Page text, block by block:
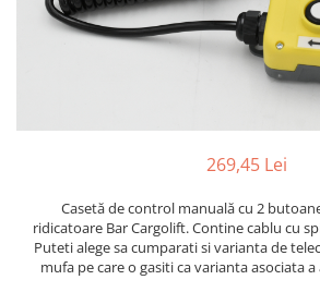
KIT GARNITURI
MOTOARE ELECTRICE
POMPE HIDRAULICE
Bolturi, role si bucse
Role, bolturi si bucse
Burdufe si cilindri hidraulici
DHOLLANDIA
Presuri camion
Lazi camion
Stergatoare parbriz camion
Perdele camion
Cupla aer / Racord aer
269,45 Lei
Casetă de control manuală cu 2
ridicatoare Bar Cargolift. Contine cablu cu
Puteti alege sa cumparati si varianta de
mufa pe care o gasiti ca varianta asociata